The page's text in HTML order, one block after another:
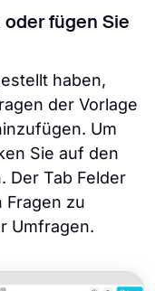
fügen Sie
haben,
der Vorlage
Um
Sie auf den
Der Tab Felder
Fragen zu
Umfragen.